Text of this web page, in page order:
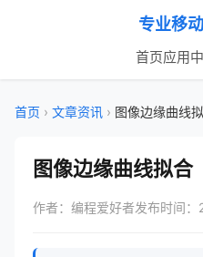
专业移
首页应用
首页 › 文章资讯 › 图像边缘曲线
图像边缘曲线拟合
作者：编程爱好者发布时间